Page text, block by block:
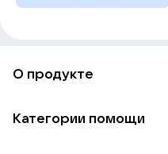
О продукте
Категории помощи